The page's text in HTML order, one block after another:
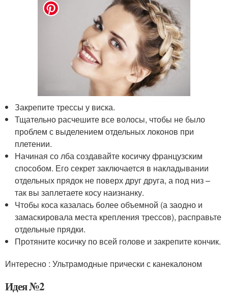
Закрепите трессы у виска.
Тщательно расчешите все волосы, чтобы не было
проблем с выделением отдельных локонов при
плетении.
Начиная со лба создавайте косичку французским
способом. Его секрет заключается в накладывании
отдельных прядок не поверх друг друга, а под низ –
так вы заплетаете косу наизнанку.
Чтобы коса казалась более объемной (а заодно и
замаскировала места крепления трессов), расправьте
отдельные прядки.
Протяните косичку по всей голове и закрепите кончик.
Интересно : Ультрамодные прически с канекалоном
Идея №2